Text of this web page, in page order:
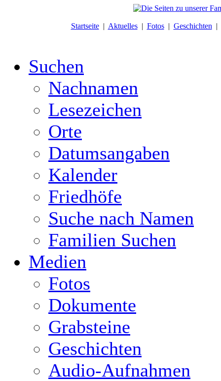
Startseite| Aktuelles| Fotos| Geschichten |
Suchen
Nachnamen
Lesezeichen
Orte
Datumsangaben
Kalender
Friedhöfe
Suche nach Namen
Familien Suchen
Medien
Fotos
Dokumente
Grabsteine
Geschichten
Audio-Aufnahmen